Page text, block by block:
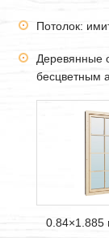
Потолок:
Деревянные
бесцветным
0.84×1.885